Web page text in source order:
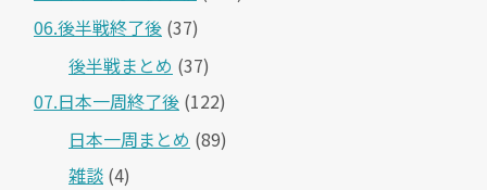
06.後半戦終了後 (37)
後半戦まとめ (37)
07.日本一周終了後 (122)
日本一周まとめ (89)
雑談 (4)